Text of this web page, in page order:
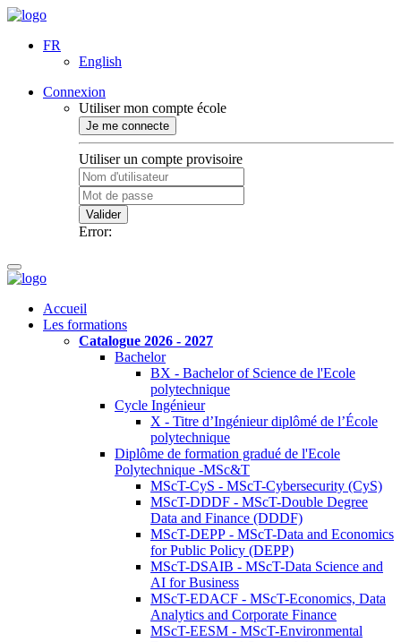
FR
English
Connexion
Utiliser mon compte école
Je me connecte
Utiliser un compte provisoire
Valider
Error:
Accueil
Les formations
Catalogue 2026 - 2027
Bachelor
BX - Bachelor of Science de l'Ecole
polytechnique
Cycle Ingénieur
X - Titre d’Ingénieur diplômé de l’École
polytechnique
Diplôme de formation gradué de l'Ecole
Polytechnique -MSc&T
MScT-CyS - MScT-Cybersecurity (CyS)
MScT-DDDF - MScT-Double Degree
Data and Finance (DDDF)
MScT-DEPP - MScT-Data and Economics
for Public Policy (DEPP)
MScT-DSAIB - MScT-Data Science and
AI for Business
MScT-EDACF - MScT-Economics, Data
Analytics and Corporate Finance
MScT-EESM - MScT-Environmental